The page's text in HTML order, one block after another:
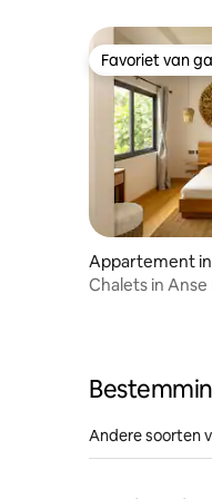
Favoriet van
Favoriet van
Appartement in
Chalets in Anse
Andere soorten